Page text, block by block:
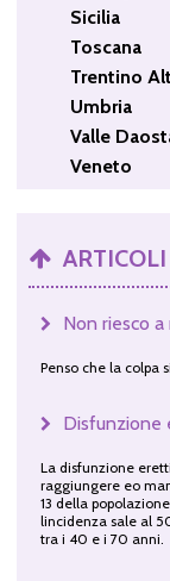
Sicilia
Toscana
Trentino
Umbria
Valle
Veneto
ARTICOLI
Non riesco
Penso che la colpa
Disfunzione
La disfunzione
raggiungere eo
13 della
lincidenza sale al
tra i 40 e i 70 anni.